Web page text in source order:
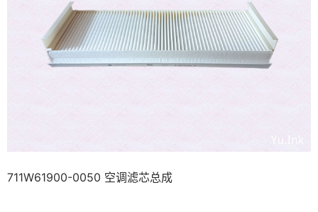
711W61900-0050 空调滤芯总成